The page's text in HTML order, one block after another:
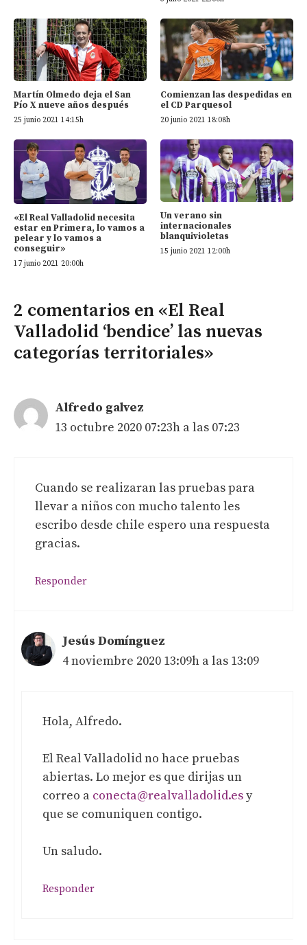
Martín Olmedo deja el San
Pío X nueve años después
25 junio 2021 14:15h
Comienzan las despedidas en
el CD Parquesol
20 junio 2021 18:08h
«El Real Valladolid necesita
estar en Primera, lo vamos a
pelear y lo vamos a
conseguir»
17 junio 2021 20:00h
Un verano sin
internacionales
blanquivioletas
15 junio 2021 12:00h
2 comentarios en «El Real
Valladolid ‘bendice’ las nuevas
categorías territoriales»
Alfredo galvez
13 octubre 2020 07:23h a las 07:23
Cuando se realizaran las pruebas para
llevar a niños con mucho talento les
escribo desde chile espero una respuesta
gracias.
Responder
Jesús Domínguez
4 noviembre 2020 13:09h a las 13:09
Hola, Alfredo.
El Real Valladolid no hace pruebas
abiertas. Lo mejor es que dirijas un
correo a conecta@realvalladolid.esy
que se comuniquen contigo.
Un saludo.
Responder